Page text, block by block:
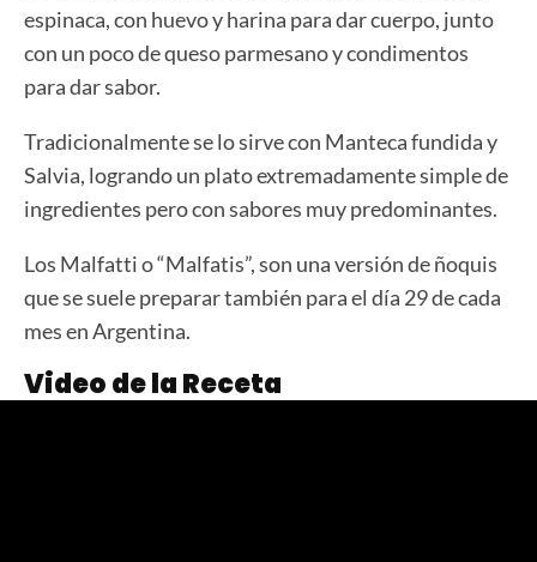
espinaca, con huevo y harina para dar cuerpo, junto
con un poco de queso parmesano y condimentos
para dar sabor.
Tradicionalmente se lo sirve con Manteca fundida y
Salvia, logrando un plato extremadamente simple de
ingredientes pero con sabores muy predominantes.
Los Malfatti o “Malfatis”, son una versión de ñoquis
que se suele preparar también para el día 29 de cada
mes en Argentina.
Video de la Receta